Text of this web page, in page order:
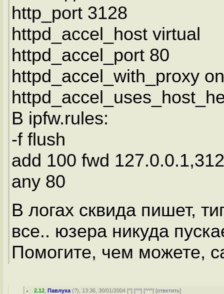
http_port 3128
httpd_accel_host virtual
httpd_accel_port 80
httpd_accel_with_proxy on
В ipfw.rules:
-f flush
add 100 fwd
any 80
В логах сквида пишет,
все.. юзера никуда
Помогите, чем можете,
2.12 ,Павлуха (?), 13:36, 30/01/2004 [^] [^^] [^^^] [ответить]